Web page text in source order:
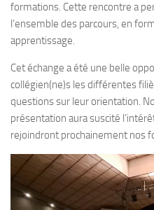
formations. Cette rencontre a
l’ensemble des parcours, en
apprentissage.
Cet échange a été une belle
collégien(ne)s les différentes
questions sur leur orientation.
présentation aura suscité
rejoindront prochainement nos